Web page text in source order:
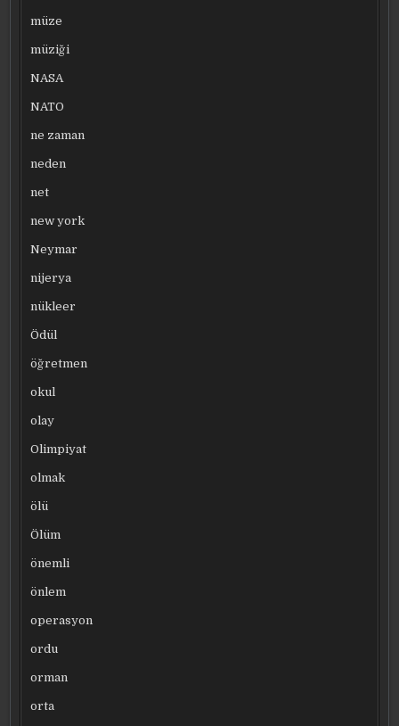
müze
müziği
NASA
NATO
ne zaman
neden
net
new york
Neymar
nijerya
nükleer
Ödül
öğretmen
okul
olay
Olimpiyat
olmak
ölü
Ölüm
önemli
önlem
operasyon
ordu
orman
orta